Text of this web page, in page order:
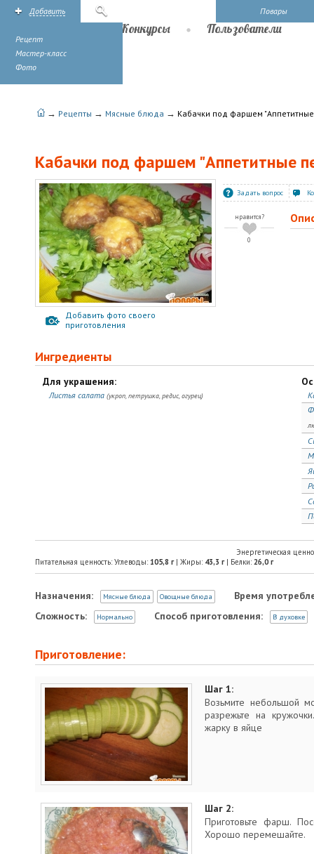
Повары
Добавить
Рецепт
Мастер-класс
Фото
Конкурсы Пользователи
→ Рецепты → Мясные блюда → Кабачки под фаршем
Кабачки под фаршем "Аппетитные
Добавить фото своего
приготовления
Задать вопрос
нравится?
0
Ингредиенты
Для украшения:
Листья салата (укроп, петрушка, редис, огурец)
Энергетическая
Питательная ценность: Углеводы: 105,8 г| Жиры: 43,3 г| Белки: 26,0 г
Назначения: Мясные блюда Овощные блюда
Время
Сложность:
Нормально Способ приготовления: В духовке
Приготовление:
Шаг 1:
Возьмите небольшой
разрежьте на
жарку в яйце
Шаг 2:
Приготовьте фарш.
Хорошо перемешайте.